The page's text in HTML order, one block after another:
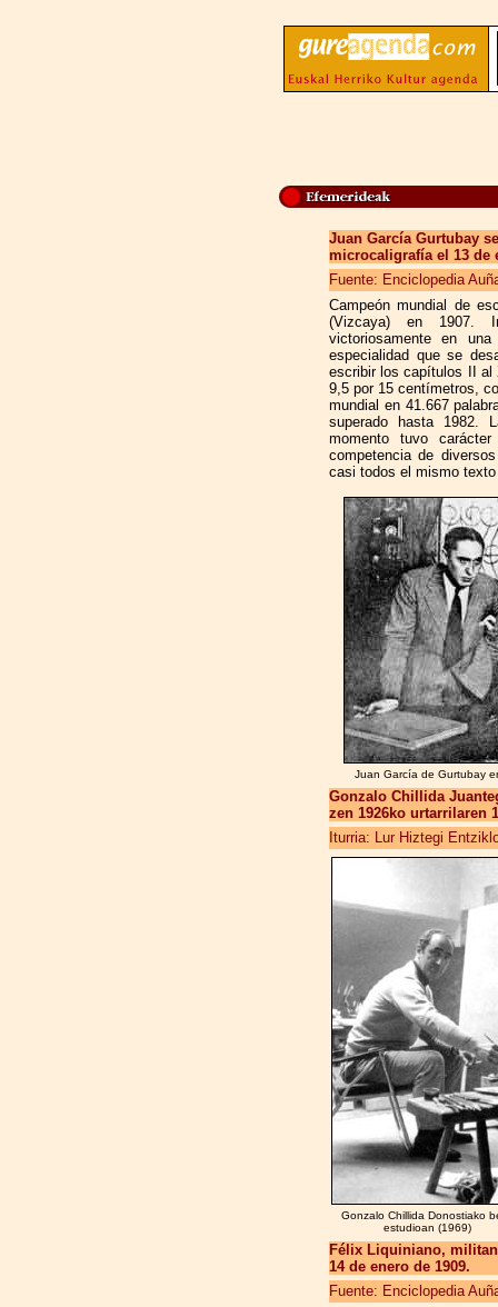
Juan García Gurtubay
microcaligrafía el 13 de
Fuente: Enciclopedia
Campeón mundial de
(Vizcaya) en 1907.
victoriosamente en
especialidad que se
escribir los capítulos II al
9,5 por 15 centímetros,
mundial en 41.667
superado hasta 1982.
momento tuvo
competencia de
casi todos el mismo
Juan García de Gurtubay
Gonzalo Chillida
zen 1926ko urtarrilaren
Iturria: Lur Hiztegi
Gonzalo Chillida Donostiako
estudioan (1969)
Félix Liquiniano,
14 de enero de 1909.
Fuente: Enciclopedia